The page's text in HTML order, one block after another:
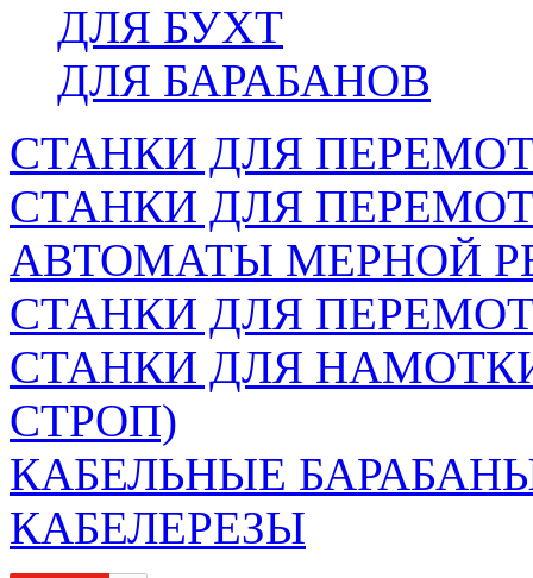
ДЛЯ БУХТ
ДЛЯ БАРАБАНОВ
СТАНКИ ДЛЯ
СТАНКИ ДЛЯ
АВТОМАТЫ МЕРНОЙ
СТАНКИ ДЛЯ
СТАНКИ ДЛЯ
СТРОП)
КАБЕЛЬНЫЕ
КАБЕЛЕРЕЗЫ